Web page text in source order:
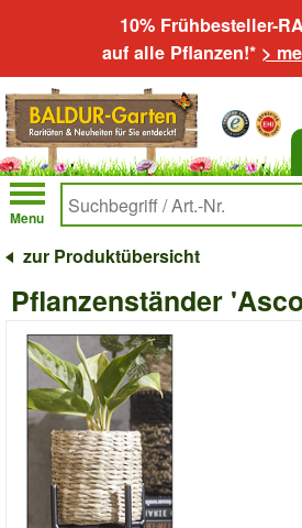
10% Frühbesteller-
auf alle Pflanzen!* >
Menu
zur Produktübersicht
Pflanzenständer